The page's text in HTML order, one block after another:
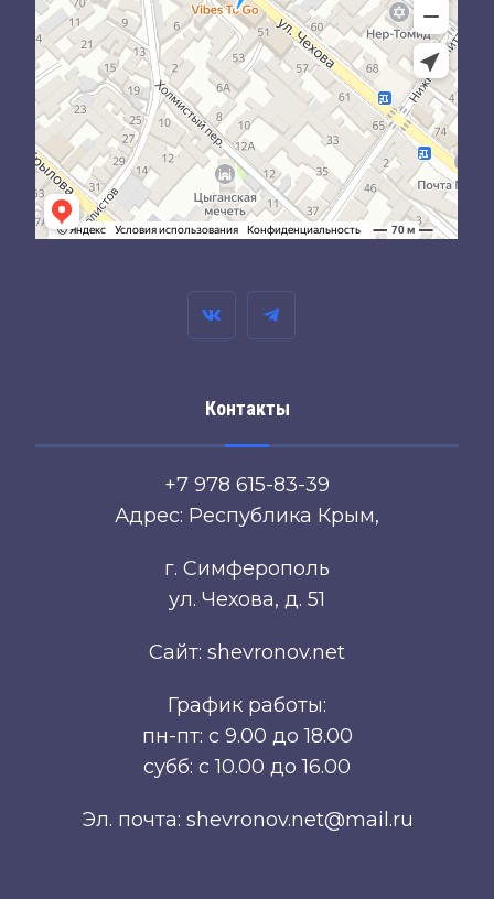
Контакты
+7 978 615-83-39
Адрес: Республика Крым,
г. Симферополь
ул. Чехова, д. 51
Сайт: shevronov.net
График работы:
пн-пт: с 9.00 до 18.00
субб: с 10.00 до 16.00
Эл. почта: shevronov.net@mail.ru